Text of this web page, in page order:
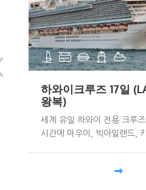
하와이크루즈 17일
왕복)
세계 유일 하와이 전용 크루
시간에 마우이, 빅아일랜드,